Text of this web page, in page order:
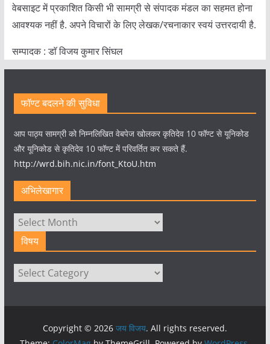
वेबसाइट में प्रकाशित किसी भी सामग्री से संपादक मंडल का सहमत होना
आवश्यक नहीं है. अपने विचारों के लिए लेखक/रचनाकार स्वयं उत्तरदायी है.
सम्पादक : डाॅ विजय कुमार सिंघल
फॉण्ट बदलने की सुविधा
आप पाठ्य सामग्री को निम्नलिखित वेबपेज खोलकर कृतिदेव 10 फॉण्ट से यूनिकोड
और यूनिकोड से कृतिदेव 10 फॉण्ट में परिवर्तित कर सकते हैं.
http://wrd.bih.nic.in/font_KtoU.htm
अभिलेखागार
अभिलेखागार
विषय
विषय
Copyright © 2026 जय विजय. All rights reserved.